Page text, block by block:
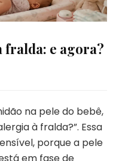
fralda: e agora?
na pele do bebê,
à fralda?”. Essa
porque a pele
em fase de